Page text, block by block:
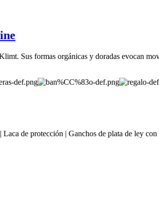
Sus formas orgánicas y doradas evocan
de protección | Ganchos de plata de ley